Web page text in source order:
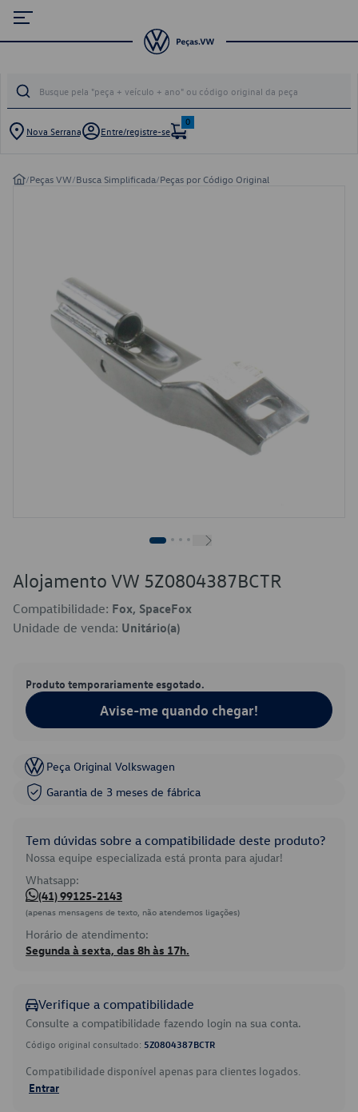
Nova Serrana Entre/registre-se
0
/Peças VW/Busca Simplificada/Peças por Código Original
Alojamento VW 5Z0804387BCTR
Compatibilidade: Fox, SpaceFox
Unidade de venda: Unitário(a)
Produto temporariamente esgotado.
Avise-me quando chegar!
Peça Original Volkswagen
Garantia de 3 meses de fábrica
Tem dúvidas sobre a compatibilidade deste produto?
Nossa equipe especializada está pronta para ajudar!
Whatsapp:
(41) 99125-2143
(apenas mensagens de texto, não atendemos ligações)
Horário de atendimento:
Segunda à sexta, das 8h às 17h.
Verifique a compatibilidade
Consulte a compatibilidade fazendo login na sua conta.
Código original consultado: 5Z0804387BCTR
Compatibilidade disponível apenas para clientes logados.
Entrar